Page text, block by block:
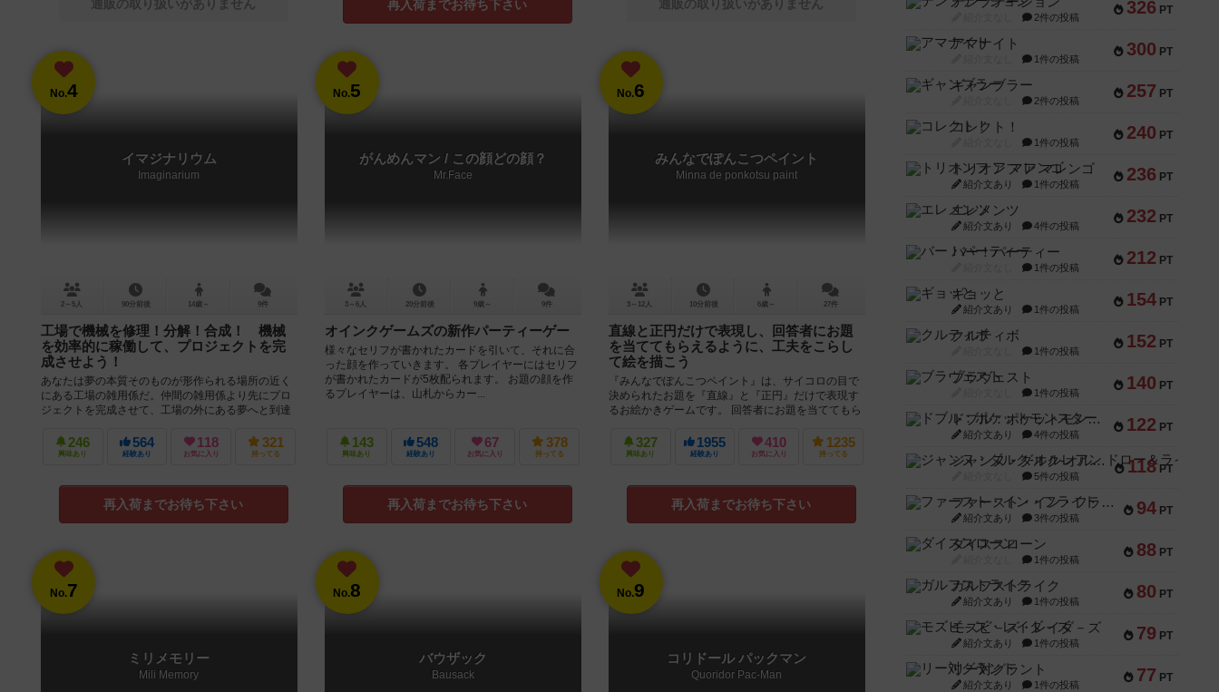
通販の取り扱いがありません 再入荷までお待ち下さい 通販の取り扱いがありません
No.4
イマジナリウム
Imaginarium
2～5人 90分前後 14歳～ 9件
工場で機械を修理！分解！合成！ 機械
を効率的に稼働して、プロジェクトを完
成させよう！
あなたは夢の本質そのものが形作られる場所の近く
にある工場の雑用係だ。仲間の雑用係より先にプロ
ジェクトを完成させて、工場の外にある夢へと到達
246
興味あり
564
経験あり
118
お気に入り
321
持ってる
再入荷までお待ち下さい
No.5
がんめんマン / この顔どの顔？
Mr.Face
3～6人 20分前後 9歳～ 9件
オインクゲームズの新作パーティーゲー
様々なセリフが書かれたカードを引いて、それに合
った顔を作っていきます。 各プレイヤーにはセリフ
が書かれたカードが5枚配られます。 お題の顔を作
るプレイヤーは、山札からカー...
143
興味あり
548
経験あり
67
お気に入り
378
持ってる
再入荷までお待ち下さい
No.6
みんなでぽんこつペイント
Minna de ponkotsu paint
3～12人 10分前後 6歳～ 27件
直線と正円だけで表現し、回答者にお題
を当ててもらえるように、工夫をこらし
て絵を描こう
『みんなでぽんこつペイント』は、サイコロの目で
決められたお題を『直線』と『正円』だけで表現す
るお絵かきゲームです。 回答者にお題を当ててもら
327
興味あり
1955
経験あり
410
お気に入り
1235
持ってる
再入荷までお待ち下さい
No.7
ミリメモリー
Mili Memory
No.8
バウザック
Bausack
No.9
コリドール パックマン
Quoridor Pac-Man
326 PT
2件の投稿
300 PT
アマナイト
1件の投稿
257 PT
ギャンブラー
2件の投稿
240 PT
コレクト！
1件の投稿
236 PT
トリオンフ ア マレンゴ
紹介文あり 1件の投稿
232 PT
エレメンツ
紹介文あり 4件の投稿
212 PT
バー！パーティー
1件の投稿
154 PT
ギョッと
紹介文あり 1件の投稿
152 PT
クルティボ
1件の投稿
140 PT
ブラヴェスト
1件の投稿
122 PT
ドブル：ポケットモンスター
紹介文あり 4件の投稿
118 PT
ジャンヌ・ダルク-オルレアン ドロー＆ライト
5件の投稿
94 PT
ファースト・イン・フライト
紹介文あり 3件の投稿
88 PT
ダイススローン
1件の投稿
80 PT
ガルフストライク
紹介文あり 1件の投稿
79 PT
モズビ－ズ・レイダ－ズ
紹介文あり 1件の投稿
77 PT
リー対グラント
紹介文あり 1件の投稿